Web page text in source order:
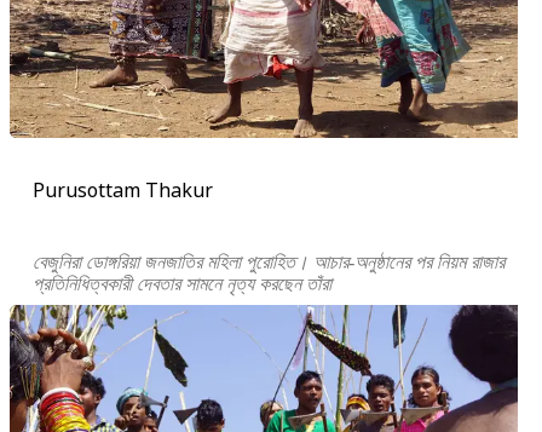
Purusottam Thakur
বেজুনিরা ডোঙ্গরিয়া জনজাতির মহিলা পুরোহিত। আচার-অনুষ্ঠানের পর নিয়ম রাজার
প্রতিনিধিত্বকারী দেবতার সামনে নৃত্য করছেন তাঁরা